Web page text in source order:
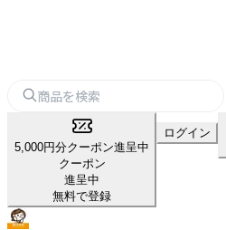
5,000円分クーポン進呈中
クーポン
進呈中
無料で登録
ログイン